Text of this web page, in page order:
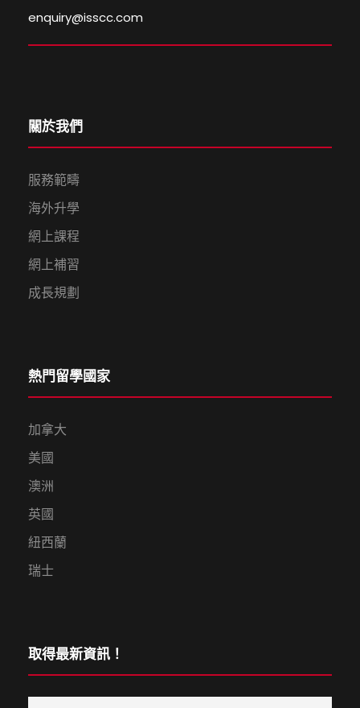
enquiry@isscc.com
關於我們
服務範疇
海外升學
網上課程
網上補習
成長規劃
熱門留學國家
加拿大
美國
澳洲
英國
紐西蘭
瑞士
取得最新資訊！